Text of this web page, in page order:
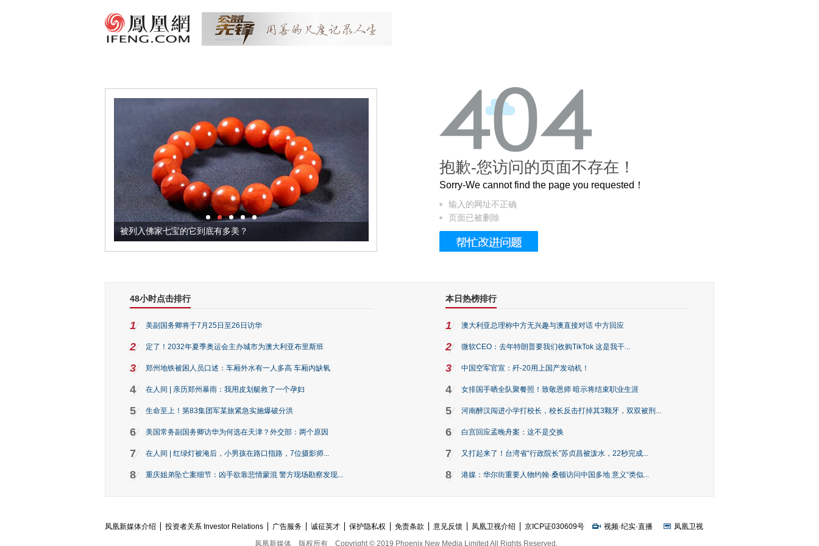
被列入佛家七宝的它到底有多美？ 这个3.2米的长卷，还原了600岁的紫禁城
抱歉-您访问的页面不存在！
Sorry-We cannot find the page you requested！
输入的网址不正确
页面已被删除
48小时点击排行
1 美副国务卿将于7月25日至26日访华
2 定了！2032年夏季奥运会主办城市为澳大利亚布里斯班
3 郑州地铁被困人员口述：车厢外水有一人多高 车厢内缺氧
4 在人间 | 亲历郑州暴雨：我用皮划艇救了一个孕妇
5 生命至上！第83集团军某旅紧急实施爆破分洪
6 美国常务副国务卿访华为何选在天津？外交部：两个原因
7 在人间 | 红绿灯被淹后，小男孩在路口指路，7位摄影师...
8 重庆姐弟坠亡案细节：凶手欲靠悲情蒙混 警方现场勘察发现...
本日热榜排行
1 澳大利亚总理称中方无兴趣与澳直接对话 中方回应
2 微软CEO：去年特朗普要我们收购TikTok 这是我干...
3 中国空军官宣：歼-20用上国产发动机！
4 女排国手晒全队聚餐照！致敬恩师 暗示将结束职业生涯
5 河南醉汉闯进小学打校长，校长反击打掉其3颗牙，双双被刑...
6 白宫回应孟晚舟案：这不是交换
7 又打起来了！台湾省“行政院长”苏贞昌被泼水，22秒完成...
8 港媒：华尔街重要人物约翰·桑顿访问中国多地 意义“类似...
凤凰新媒体介绍 投资者关系 Investor Relations 广告服务 诚征英才 保护隐私权 免责条款 意见反馈 凤凰卫视介绍 京ICP证030609号 视频·纪实·直播
凤凰卫视
凤凰新媒体
版权所有 Copyright © 2019 Phoenix New Media Limited All Rights Reserved.